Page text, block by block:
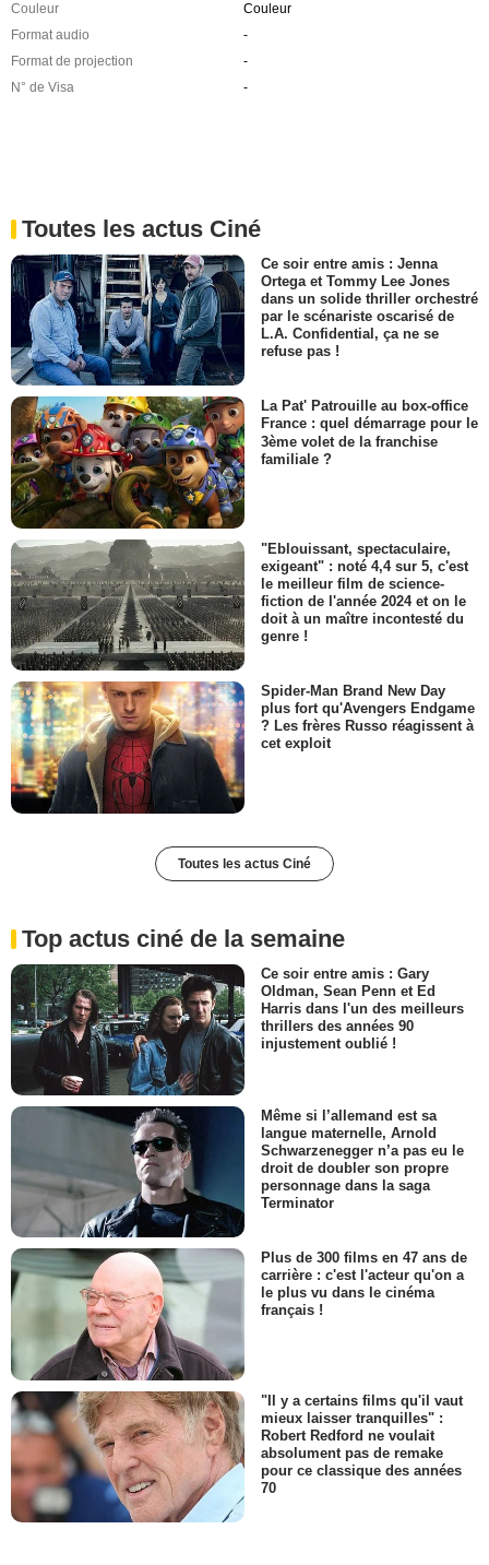
Couleur
Couleur
Format audio
-
Format de projection
-
N° de Visa
-
Toutes les actus Ciné
Ce soir entre amis : Jenna
Ortega et Tommy Lee Jones
dans un solide thriller orchestré
par le scénariste oscarisé de
L.A. Confidential, ça ne se
refuse pas !
La Pat' Patrouille au box-office
France : quel démarrage pour le
3ème volet de la franchise
familiale ?
"Eblouissant, spectaculaire,
exigeant" : noté 4,4 sur 5, c'est
le meilleur film de science-
fiction de l'année 2024 et on le
doit à un maître incontesté du
genre !
Spider-Man Brand New Day
plus fort qu'Avengers Endgame
? Les frères Russo réagissent à
cet exploit
Toutes les actus Ciné
Top actus ciné de la semaine
Ce soir entre amis : Gary
Oldman, Sean Penn et Ed
Harris dans l'un des meilleurs
thrillers des années 90
injustement oublié !
Même si l’allemand est sa
langue maternelle, Arnold
Schwarzenegger n’a pas eu le
droit de doubler son propre
personnage dans la saga
Terminator
Plus de 300 films en 47 ans de
carrière : c'est l'acteur qu'on a
le plus vu dans le cinéma
français !
"Il y a certains films qu'il vaut
mieux laisser tranquilles" :
Robert Redford ne voulait
absolument pas de remake
pour ce classique des années
70